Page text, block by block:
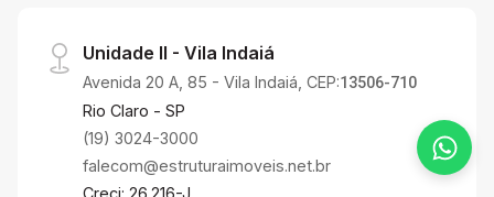
Unidade II - Vila Indaiá
Avenida 20 A, 85 - Vila Indaiá, CEP:13506-710
Rio Claro - SP
(19) 3024-3000
falecom@estruturaimoveis.net.br
Creci: 26.216-J